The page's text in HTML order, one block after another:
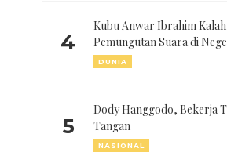
4
Kubu Anwar Ibrahim
Pemungutan Suara di
DUNIA
5
Dody Hanggodo, Bekerja
Tangan
NASIONAL